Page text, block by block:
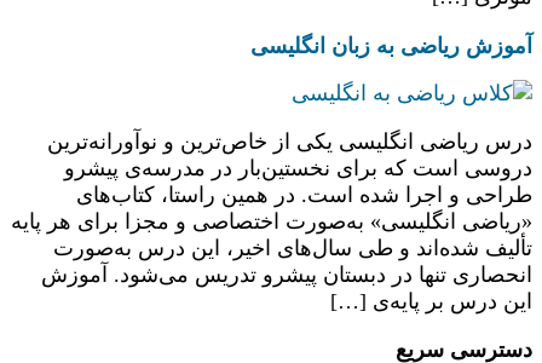
آموزش ریاضی به زبان انگلیسی
درس ریاضی انگلیسی یکی از خاص‌ترین و نوآورانه‌ترین
دروسی است که برای نخستین‌بار در مدرسه‌ی پیشرو
طراحی و اجرا شده است. در همین راستا، کتاب‌های
«ریاضی انگلیسی» به‌صورت اختصاصی و مجزا برای هر پایه
تألیف شده‌اند و طی سال‌های اخیر، این درس به‌صورت
انحصاری تنها در دبستان پیشرو تدریس می‌شود. آموزش
این درس بر پایه‌ی […]
دسترسی سریع